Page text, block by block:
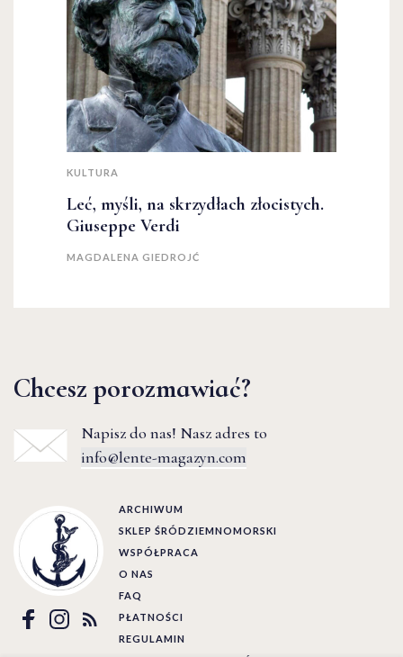
KULTURA
Leć, myśli, na skrzydłach złocistych.
Giuseppe Verdi
MAGDALENA GIEDROJĆ
Chcesz porozmawiać?
Napisz do nas! Nasz adres to
info@lente-magazyn.com
ARCHIWUM
SKLEP ŚRÓDZIEMNOMORSKI
WSPÓŁPRACA
O NAS
FAQ
PŁATNOŚCI
REGULAMIN